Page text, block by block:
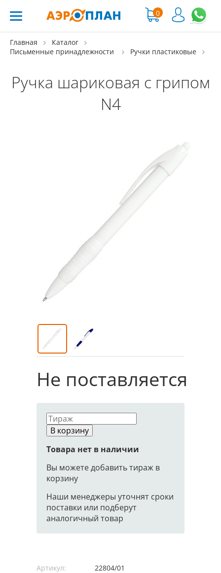
0
Главная
Каталог
Письменные принадлежности
Ручки пластиковые
Ручка шариковая с грипом
N4
Не поставляется
В корзину
Товара нет в наличии
Вы можете добавить тираж в
корзину
Наши менеджеры уточнят сроки
поставки или подберут
аналогичный товар
Артикул:
22804/01